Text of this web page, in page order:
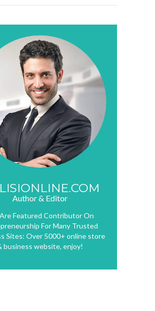
Author & Editor
Featured Contributor On
For Many Trusted
Sites: Over 5000+ online store
business website, enjoy!